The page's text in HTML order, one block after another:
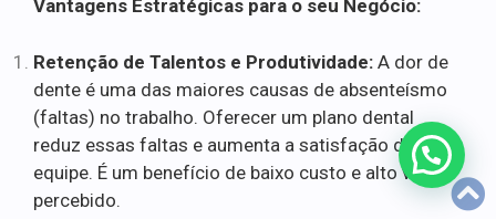
Vantagens Estratégicas para o seu Negócio:
Retenção de Talentos e Produtividade: A dor de
dente é uma das maiores causas de absenteísmo
(faltas) no trabalho. Oferecer um plano dental
reduz essas faltas e aumenta a satisfação da
equipe. É um benefício de baixo custo e alto valor
percebido.